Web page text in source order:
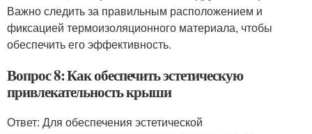
Важно следить за правильным расположением и
фиксацией термоизоляционного материала, чтобы
обеспечить его эффективность.
Вопрос 8: Как обеспечить эстетическую
привлекательность крыши
Ответ: Для обеспечения эстетической